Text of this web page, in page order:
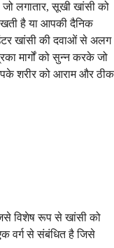
जो लगातार, सूखी खांसी को
है या आपकी दैनिक
खांसी की दवाओं से अलग
मार्गों को सुन्न करके जो
शरीर को आराम और ठीक
विशेष रूप से खांसी को
वर्ग से संबंधित है जिसे